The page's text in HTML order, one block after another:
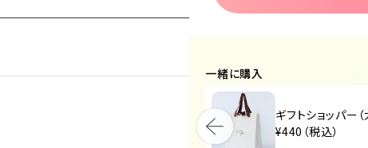
一緒に購入
ギフトショッパー（
¥440（税込）